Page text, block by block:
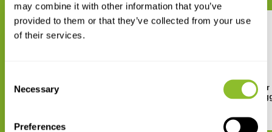
may combine it with other information that you’ve
provided to them or that they’ve collected from your use
of their services.
Selection
Necessary
Preferences
HOBO pH en Temperatuur
Datalogger MX2501
HOBO Kalibratie kit voor
Temperatuur
€ 117,39